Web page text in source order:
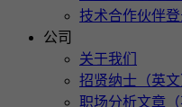
技术合作伙伴登
公司
关于我们
招贤纳士（英文
职场分析文章（